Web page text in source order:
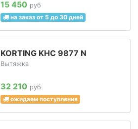
15 450 руб
на заказ от 5 до 30 дней
KORTING KHC 9877 N
Вытяжка
32 210 руб
ожидаем поступления